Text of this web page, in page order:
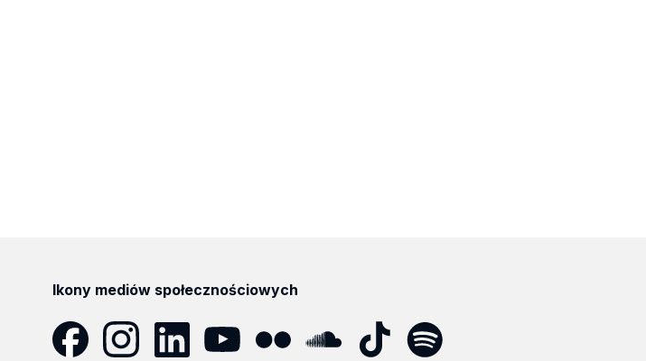
Ikony mediów społecznościowych